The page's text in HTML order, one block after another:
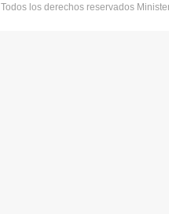
Todos los derechos reservados